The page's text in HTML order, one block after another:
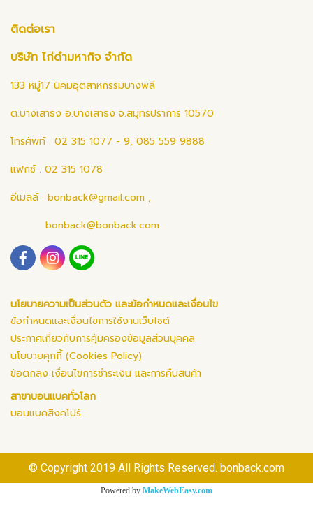
ติดต่อเรา
บริษัท ไก่ดำมหากิจ จำกัด
133 หมู่17 นิคมอุตสาหกรรมบางพลี
ต.บางเสาธง อ.บางเสาธง จ.สมุทรปราการ 10570
โทรศัพท์ : 02 315 1077 - 9, 085 559 9888
แฟกซ์ : 02 315 1078
อีเมลล์ : bonback@gmail.com ,
bonback@bonback.com
นโยบายความเป็นส่วนตัว และข้อกำหนดและเงื่อนไข
ข้อกำหนดและเงื่อนไขการใช้งานเว็บไซต์
ประกาศเกี่ยวกับการคุ้มครองข้อมูลส่วนบุคคล
นโยบายคุกกี้ (Cookies Policy)
ข้อตกลง เงื่อนไขการชำระเงิน และการคืนสินค้า
สาขาบอนแบคทั่วโลก
บอนแบคสิงคโปร์
© Copyright 2019 All Rights Reserved. bonback.com
Powered by MakeWebEasy.com